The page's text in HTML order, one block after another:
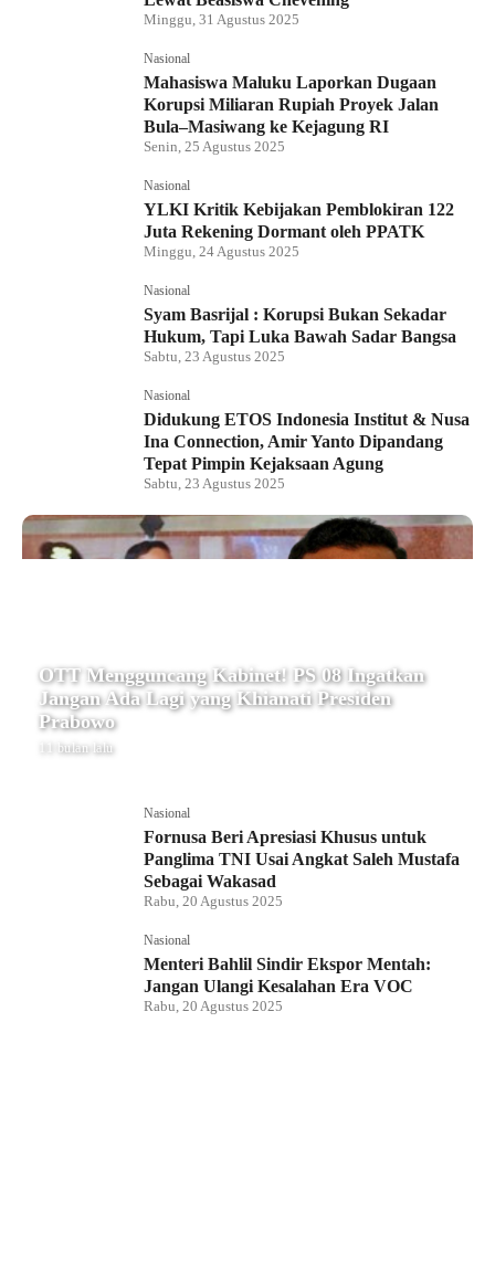
Minggu, 31 Agustus 2025
Nasional
Mahasiswa Maluku Laporkan Dugaan
Korupsi Miliaran Rupiah Proyek Jalan
Bula–Masiwang ke Kejagung RI
Senin, 25 Agustus 2025
Nasional
YLKI Kritik Kebijakan Pemblokiran 122
Juta Rekening Dormant oleh PPATK
Minggu, 24 Agustus 2025
Nasional
Syam Basrijal : Korupsi Bukan Sekadar
Hukum, Tapi Luka Bawah Sadar Bangsa
Sabtu, 23 Agustus 2025
Nasional
Didukung ETOS Indonesia Institut & Nusa
Ina Connection, Amir Yanto Dipandang
Tepat Pimpin Kejaksaan Agung
Sabtu, 23 Agustus 2025
OTT Mengguncang Kabinet! PS 08 Ingatkan
Jangan Ada Lagi yang Khianati Presiden
Prabowo
11 bulan lalu
Nasional
Fornusa Beri Apresiasi Khusus untuk
Panglima TNI Usai Angkat Saleh Mustafa
Sebagai Wakasad
Rabu, 20 Agustus 2025
Nasional
Menteri Bahlil Sindir Ekspor Mentah:
Jangan Ulangi Kesalahan Era VOC
Rabu, 20 Agustus 2025